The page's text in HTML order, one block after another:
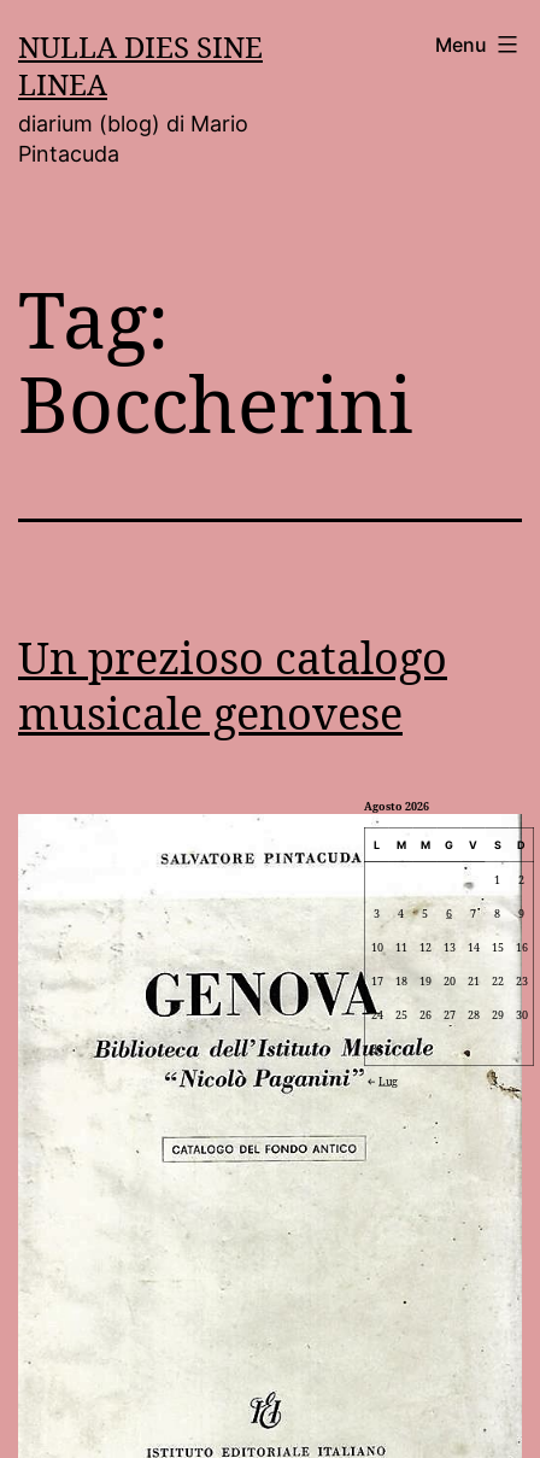
al
contenuto
NULLA DIES SINE
LINEA
diarium (blog) di Mario
Pintacuda
Menu
Tag:
Boccherini
Un prezioso catalogo
musicale genovese
Agosto 2026
L M M G V S D
1 2
3 4 5 6 7 8 9
10 11 12 13 14 15 16
17 18 19 20 21 22 23
24 25 26 27 28 29 30
31
Lug